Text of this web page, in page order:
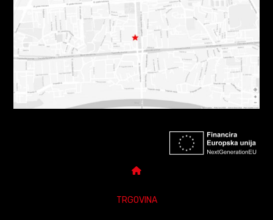
TRGOVINA